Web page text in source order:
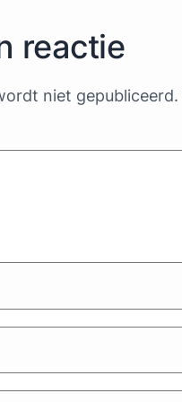
reactie
niet gepubliceerd.